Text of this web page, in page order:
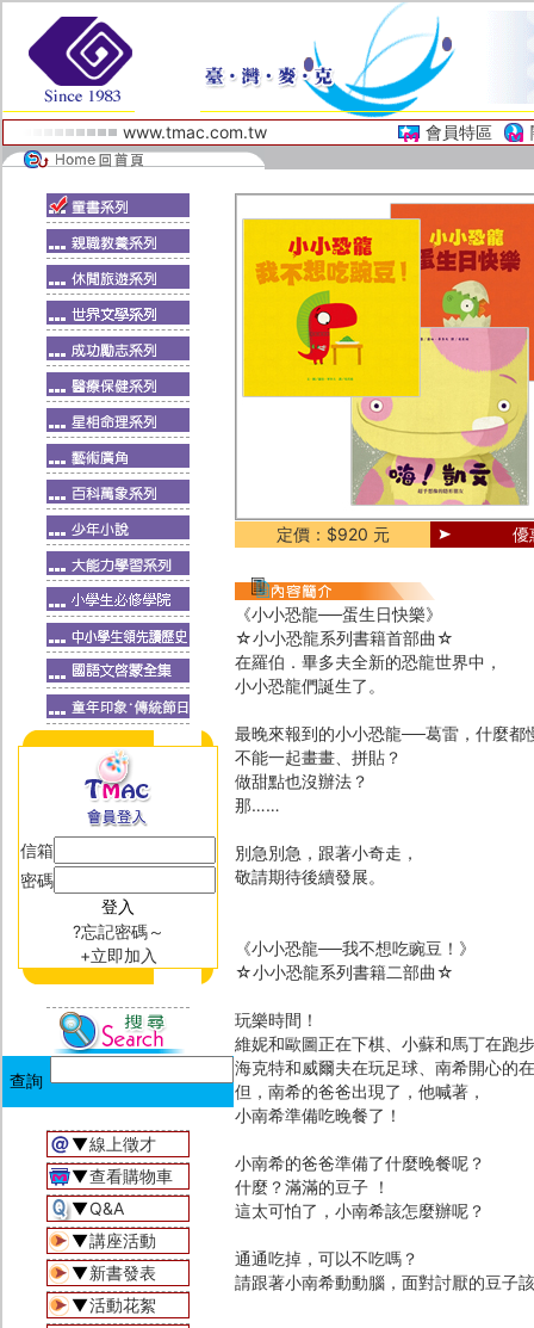
www.tmac.com.tw 會員特區
信箱
密碼
?忘記密碼～
+立即加入
▼線上徵才
▼查看購物車
▼Q&A
▼講座活動
▼新書發表
▼活動花絮
定價：$920 元 優
《小小恐龍──蛋生日快樂》
☆小小恐龍系列書籍首部曲☆
在羅伯．畢多夫全新的恐龍世界中，
小小恐龍們誕生了。
最晚來報到的小小恐龍──葛雷，什麼都
不能一起畫畫、拼貼？
做甜點也沒辦法？
那……
別急別急，跟著小奇走，
敬請期待後續發展。
《小小恐龍──我不想吃豌豆！》
☆小小恐龍系列書籍二部曲☆
玩樂時間！
維妮和歐圖正在下棋、小蘇和馬丁在跑
海克特和威爾夫在玩足球、南希開心的
但，南希的爸爸出現了，他喊著，
小南希準備吃晚餐了！
小南希的爸爸準備了什麼晚餐呢？
什麼？滿滿的豆子 ！
這太可怕了，小南希該怎麼辦呢？
通通吃掉，可以不吃嗎？
請跟著小南希動動腦，面對討厭的豆子